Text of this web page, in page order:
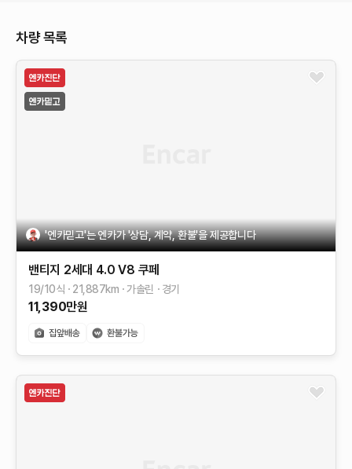
차량 목록
'엔카믿고'는 엔카가 '상담, 계약, 환불'을 제공합니다
밴티지 2세대 4.0 V8 쿠페
19/10식 21,887km 가솔린 경기
11,390만원